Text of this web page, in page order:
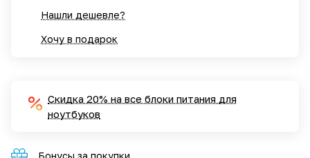
Нашли дешевле?
Хочу в подарок
Скидка 20% на все блоки питания для
ноутбуков